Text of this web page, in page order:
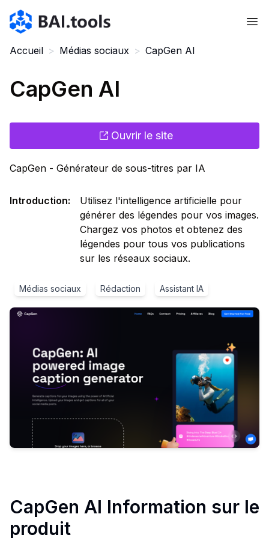
Bai.tools
Accueil > Médias sociaux > CapGen AI
CapGen AI
Ouvrir le site
CapGen - Générateur de sous-titres par IA
Introduction:
Utilisez l'intelligence artificielle pour
générer des légendes pour vos images.
Chargez vos photos et obtenez des
légendes pour tous vos publications
sur les réseaux sociaux.
Médias sociaux Rédaction Assistant IA
CapGen AI Information sur le
produit